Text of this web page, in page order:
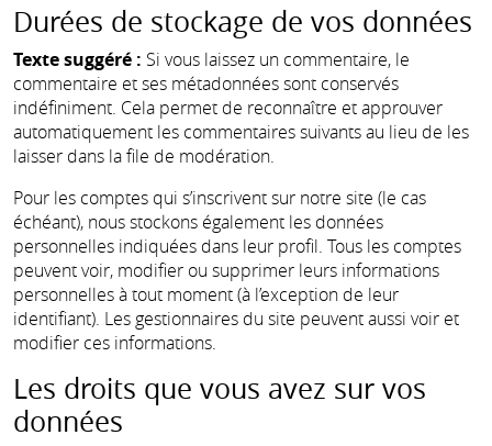
Durées de stockage de vos données
Texte suggéré : Si vous laissez un commentaire, le
commentaire et ses métadonnées sont conservés
indéfiniment. Cela permet de reconnaître et approuver
automatiquement les commentaires suivants au lieu de les
laisser dans la file de modération.
Pour les comptes qui s’inscrivent sur notre site (le cas
échéant), nous stockons également les données
personnelles indiquées dans leur profil. Tous les comptes
peuvent voir, modifier ou supprimer leurs informations
personnelles à tout moment (à l’exception de leur
identifiant). Les gestionnaires du site peuvent aussi voir et
modifier ces informations.
Les droits que vous avez sur vos
données